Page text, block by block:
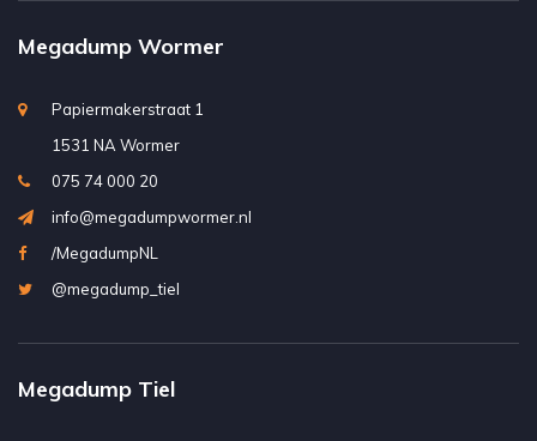
Megadump Wormer
Papiermakerstraat 1
1531 NA Wormer
075 74 000 20
info@megadumpwormer.nl
/MegadumpNL
@megadump_tiel
Megadump Tiel